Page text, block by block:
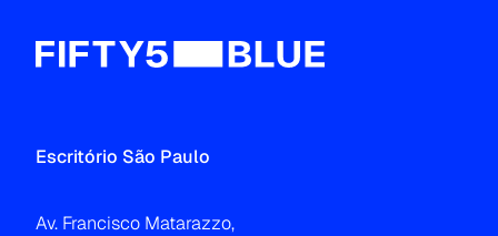
Escritório São Paulo
Av. Francisco Matarazzo,